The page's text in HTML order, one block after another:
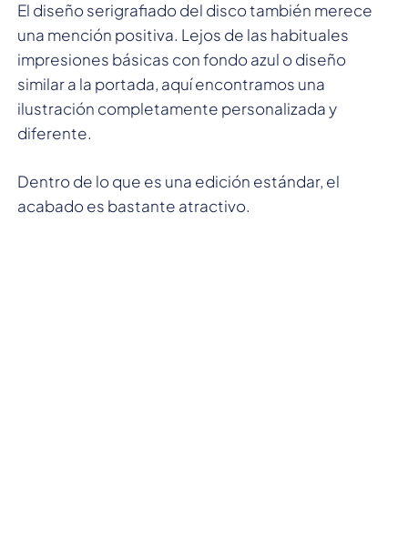
El diseño serigrafiado del disco también merece
una mención positiva. Lejos de las habituales
impresiones básicas con fondo azul o diseño
similar a la portada, aquí encontramos una
ilustración completamente personalizada y
diferente.
Dentro de lo que es una edición estándar, el
acabado es bastante atractivo.